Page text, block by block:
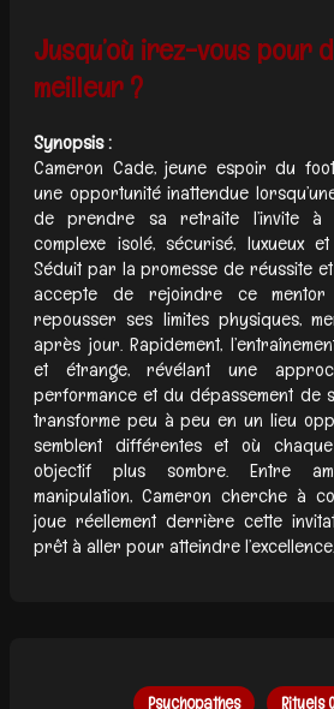
Jusqu’où irez-vous pour
meilleur ?
Synopsis :
Cameron Cade, jeune espoir du
une opportunité inattendue
de prendre sa retraite l’invite à
complexe isolé, sécurisé, luxueux
Séduit par la promesse de réussite
accepte de rejoindre ce mentor
repousser ses limites physiques,
après jour. Rapidement,
et étrange, révélant une
performance et du dépassement de
transforme peu à peu en un lieu
semblent différentes et où
objectif plus sombre. Entre
manipulation, Cameron cherche à
joue réellement derrière cette
prêt à aller pour atteindre
Psychopathes Rituels